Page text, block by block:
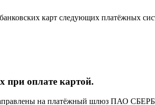
карт следующих платёжных
при оплате картой.
на платёжный шлюз ПАО